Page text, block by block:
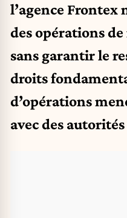
l’agence Frontex
des opérations
sans garantir le
droits
d’opérations
avec des